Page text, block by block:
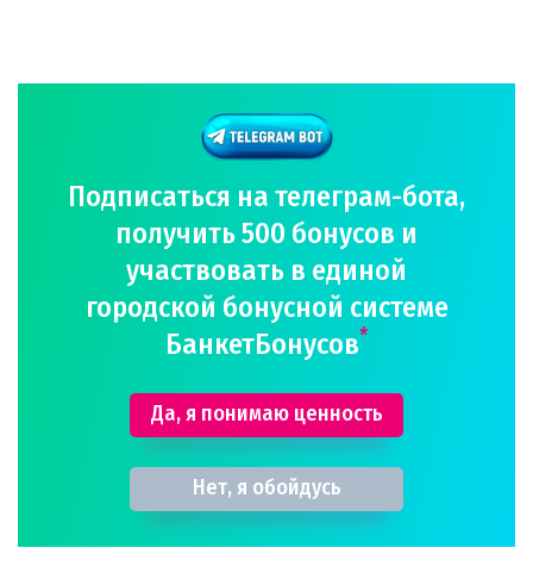
Подписаться на телеграм-бота,
получить 500 бонусов и
участвовать в единой
городской бонусной системе
БанкетБонусов*
Да, я понимаю ценность
Нет, я обойдусь